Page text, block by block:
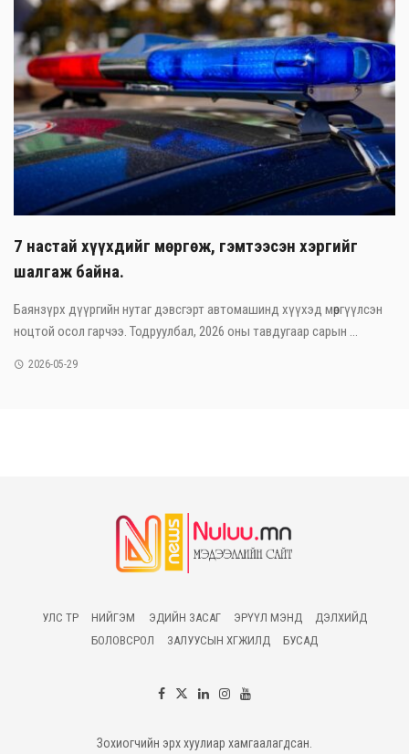
7 настай хүүхдийг мөргөж, гэмтээсэн хэргийг
шалгаж байна.
Баянзүрх дүүргийн нутаг дэвсгэрт автомашинд хүүхэд мөргүүлсэн
ноцтой осол гарчээ. Тодруулбал, 2026 оны тавдугаар сарын ...
2026-05-29
УЛС ТӨР НИЙГЭМ ЭДИЙН ЗАСАГ ЭРҮҮЛ МЭНД
ДЭЛХИЙД
БОЛОВСРОЛ
ЗАЛУУСЫН ХӨГЖИЛД БУСАД
Зохиогчийн эрх хуулиар хамгаалагдсан.